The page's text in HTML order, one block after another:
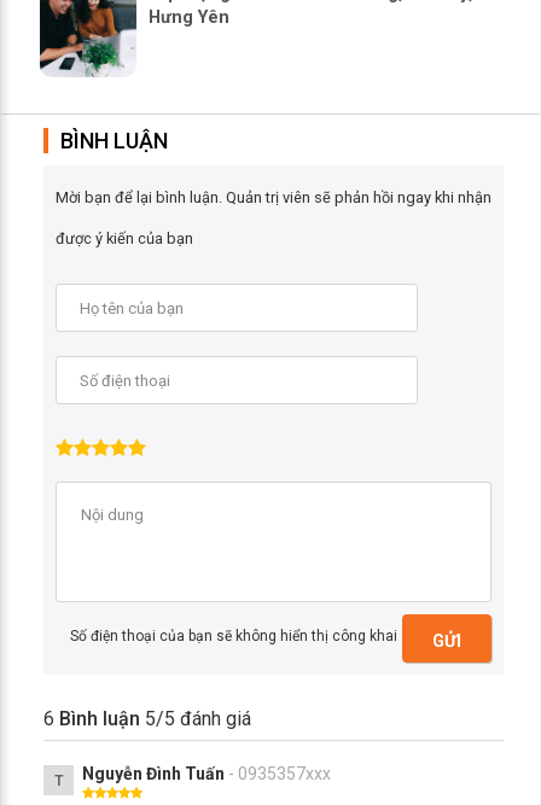
Hưng Yên
BÌNH LUẬN
Mời bạn để lại bình luận. Quản trị viên sẽ phản hồi ngay khi nhận
được ý kiến của bạn
Số điện thoại của bạn sẽ không hiển thị công khai GỬI
6 Bình luận 5/5 đánh giá
T Nguyễn Đình Tuấn - 0935357xxx